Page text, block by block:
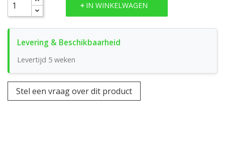
IN WINKELWAGEN
Levertijd 5 weken
Stel een vraag over dit product